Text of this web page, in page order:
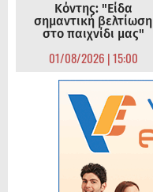
Κόντης: "Είδα
σημαντική βελτίωση
στο παιχνίδι μας"
01/08/2026 | 15:00